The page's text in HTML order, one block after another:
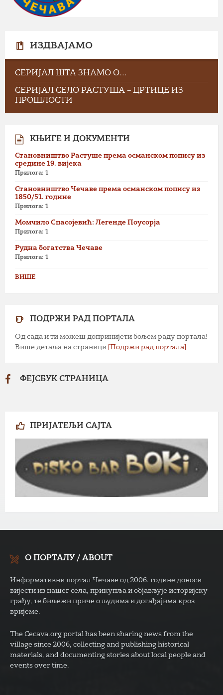
ИЗДВАЈАМО
СЕРИЈАЛ ШТА ЗНАМО О…
СЕРИЈАЛ СЕЛО РАСТУША – ЦРТИЦЕ ИЗ
ПРОШЛОСТИ
КЊИГЕ И ДОКУМЕНТИ
Становништво Растуше према османском попису из
средине 19. вијека
Прилога: 1
Становништво Чечаве према османском попису из
1850/51. године
Прилога: 1
Момчило Спасојевић: Легенде Поусорја
Прилога: 1
Рудна богатства Чечаве
Прилога: 1
ВИШЕ
ПОДРЖИ РАД ПОРТАЛА
Од сада и ти можеш допринијети бољем раду портала!
Више детаља на страници [Подржи рад портала]
ФЕЈСБУК СТРАНИЦА
ПРИЈАТЕЉИ САЈТА
О ПОРТАЛУ / ABOUT
Информативни портал Чечаве од 2006. године доноси
вијести из нашег села, прикупља и објављује историјску
грађу, те биљежи приче о људима и догађајима кроз
вријеме.
The Cecava.org portal has been sharing news from the
village since 2006, collecting and publishing historical
materials, and documenting stories about local people and
events over time.